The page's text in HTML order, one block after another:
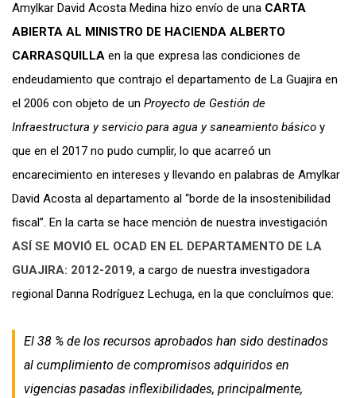
Amylkar David Acosta Medina hizo envío de una CARTA
ABIERTA AL MINISTRO DE HACIENDA ALBERTO
CARRASQUILLA en la que expresa las condiciones de
endeudamiento que contrajo el departamento de La Guajira en
el 2006 con objeto de un Proyecto de Gestión de
Infraestructura y servicio para agua y saneamiento básico y
que en el 2017 no pudo cumplir, lo que acarreó un
encarecimiento en intereses y llevando en palabras de Amylkar
David Acosta al departamento al “borde de la insostenibilidad
fiscal”. En la carta se hace mención de nuestra investigación
ASÍ SE MOVIÓ EL OCAD EN EL DEPARTAMENTO DE LA
GUAJIRA: 2012-2019, a cargo de nuestra investigadora
regional Danna Rodríguez Lechuga, en la que concluímos que:
El 38 % de los recursos aprobados han sido destinados
al cumplimiento de compromisos adquiridos en
vigencias pasadas inflexibilidades, principalmente,